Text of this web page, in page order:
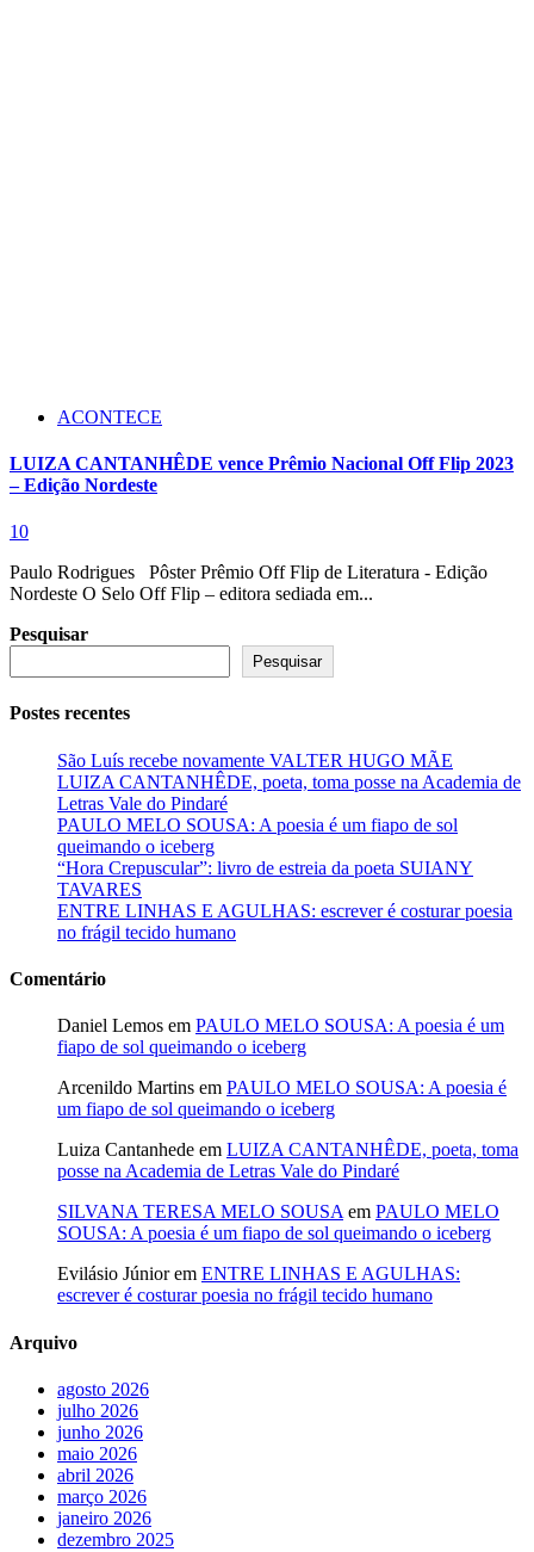
ACONTECE
LUIZA CANTANHÊDE vence Prêmio Nacional Off Flip 2023
– Edição Nordeste
10
Paulo Rodrigues Pôster Prêmio Off Flip de Literatura - Edição
Nordeste O Selo Off Flip – editora sediada em...
Pesquisar
Pesquisar
Postes recentes
São Luís recebe novamente VALTER HUGO MÃE
LUIZA CANTANHÊDE, poeta, toma posse na Academia de
Letras Vale do Pindaré
PAULO MELO SOUSA: A poesia é um fiapo de sol
queimando o iceberg
“Hora Crepuscular”: livro de estreia da poeta SUIANY
TAVARES
ENTRE LINHAS E AGULHAS: escrever é costurar poesia
no frágil tecido humano
Comentário
Daniel Lemos em PAULO MELO SOUSA: A poesia é um
fiapo de sol queimando o iceberg
Arcenildo Martins em PAULO MELO SOUSA: A poesia é
um fiapo de sol queimando o iceberg
Luiza Cantanhede em LUIZA CANTANHÊDE, poeta, toma
posse na Academia de Letras Vale do Pindaré
SILVANA TERESA MELO SOUSA em PAULO MELO
SOUSA: A poesia é um fiapo de sol queimando o iceberg
Evilásio Júniorem ENTRE LINHAS E AGULHAS:
escrever é costurar poesia no frágil tecido humano
Arquivo
agosto 2026
julho 2026
junho 2026
maio 2026
abril 2026
março 2026
janeiro 2026
dezembro 2025